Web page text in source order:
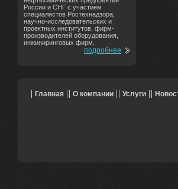
России и СНГ с участием
специалистов Ростехнадзора,
научно-исследовательских и
проектных институтов, фирм-
производителей оборудования,
инжиниринговых фирм.
подробнее
Главная О компании Услуги